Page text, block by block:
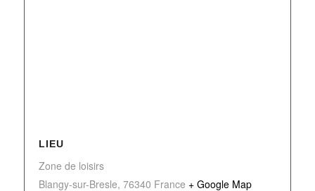
LIEU
Zone de loisirs
Blangy-sur-Bresle, 76340 France + Google Map